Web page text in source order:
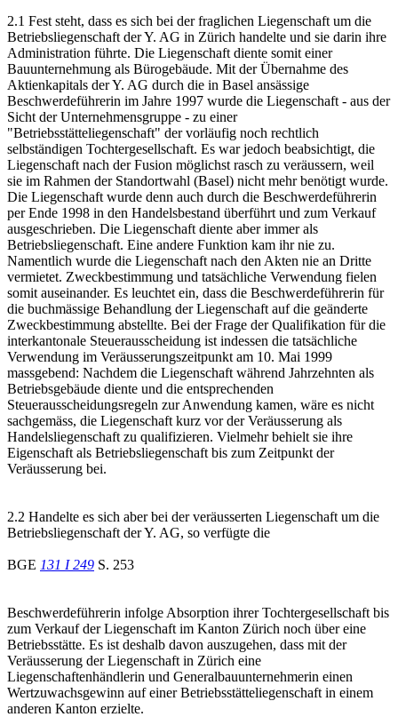
2.1 Fest steht, dass es sich bei der fraglichen Liegenschaft um die
Betriebsliegenschaft der Y. AG in Zürich handelte und sie darin ihre
Administration führte. Die Liegenschaft diente somit einer
Bauunternehmung als Bürogebäude. Mit der Übernahme des
Aktienkapitals der Y. AG durch die in Basel ansässige
Beschwerdeführerin im Jahre 1997 wurde die Liegenschaft - aus der
Sicht der Unternehmensgruppe - zu einer
"Betriebsstätteliegenschaft" der vorläufig noch rechtlich
selbständigen Tochtergesellschaft. Es war jedoch beabsichtigt, die
Liegenschaft nach der Fusion möglichst rasch zu veräussern, weil
sie im Rahmen der Standortwahl (Basel) nicht mehr benötigt wurde.
Die Liegenschaft wurde denn auch durch die Beschwerdeführerin
per Ende 1998 in den Handelsbestand überführt und zum Verkauf
ausgeschrieben. Die Liegenschaft diente aber immer als
Betriebsliegenschaft. Eine andere Funktion kam ihr nie zu.
Namentlich wurde die Liegenschaft nach den Akten nie an Dritte
vermietet. Zweckbestimmung und tatsächliche Verwendung fielen
somit auseinander. Es leuchtet ein, dass die Beschwerdeführerin für
die buchmässige Behandlung der Liegenschaft auf die geänderte
Zweckbestimmung abstellte. Bei der Frage der Qualifikation für die
interkantonale Steuerausscheidung ist indessen die tatsächliche
Verwendung im Veräusserungszeitpunkt am 10. Mai 1999
massgebend: Nachdem die Liegenschaft während Jahrzehnten als
Betriebsgebäude diente und die entsprechenden
Steuerausscheidungsregeln zur Anwendung kamen, wäre es nicht
sachgemäss, die Liegenschaft kurz vor der Veräusserung als
Handelsliegenschaft zu qualifizieren. Vielmehr behielt sie ihre
Eigenschaft als Betriebsliegenschaft bis zum Zeitpunkt der
Veräusserung bei.
2.2 Handelte es sich aber bei der veräusserten Liegenschaft um die
Betriebsliegenschaft der Y. AG, so verfügte die
BGE 131 I 249 S. 253
Beschwerdeführerin infolge Absorption ihrer Tochtergesellschaft bis
zum Verkauf der Liegenschaft im Kanton Zürich noch über eine
Betriebsstätte. Es ist deshalb davon auszugehen, dass mit der
Veräusserung der Liegenschaft in Zürich eine
Liegenschaftenhändlerin und Generalbauunternehmerin einen
Wertzuwachsgewinn auf einer Betriebsstätteliegenschaft in einem
anderen Kanton erzielte.